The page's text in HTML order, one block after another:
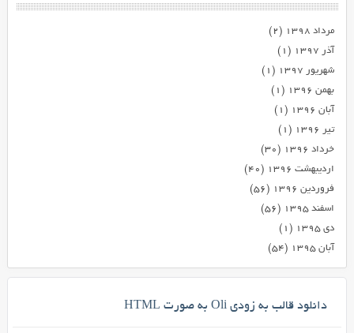
مرداد ۱۳۹۸
(۲)
آذر ۱۳۹۷
(۱)
شهریور ۱۳۹۷
(۱)
بهمن ۱۳۹۶
(۱)
آبان ۱۳۹۶
(۱)
تیر ۱۳۹۶
(۱)
خرداد ۱۳۹۶
(۳۰)
اردیبهشت ۱۳۹۶
(۴۰)
فروردین ۱۳۹۶
(۵۶)
اسفند ۱۳۹۵
(۵۶)
دی ۱۳۹۵
(۱)
آبان ۱۳۹۵
(۵۴)
دانلود قالب به زودی Oli به صورت HTML